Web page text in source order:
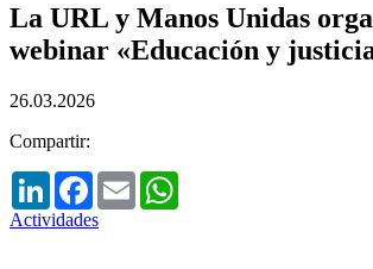
La URL y Manos Unidas
webinar «Educación y
26.03.2026
Compartir:
LinkedInFacebook
Email
Actividades